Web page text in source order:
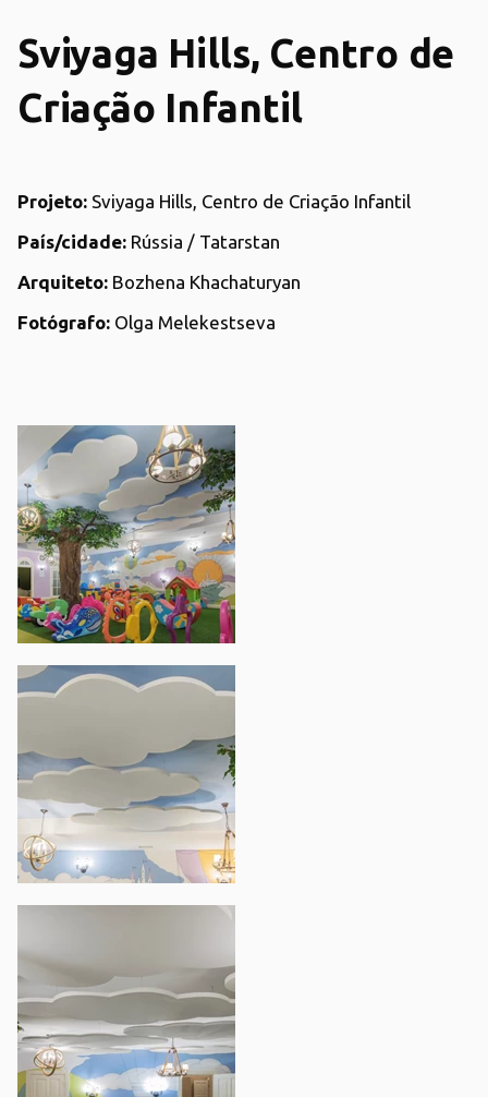
Sviyaga Hills, Centro de
Criação Infantil
Projeto: Sviyaga Hills, Centro de Criação Infantil
País/cidade: Rússia / Tatarstan
Arquiteto: Bozhena Khachaturyan
Fotógrafo: Olga Melekestseva